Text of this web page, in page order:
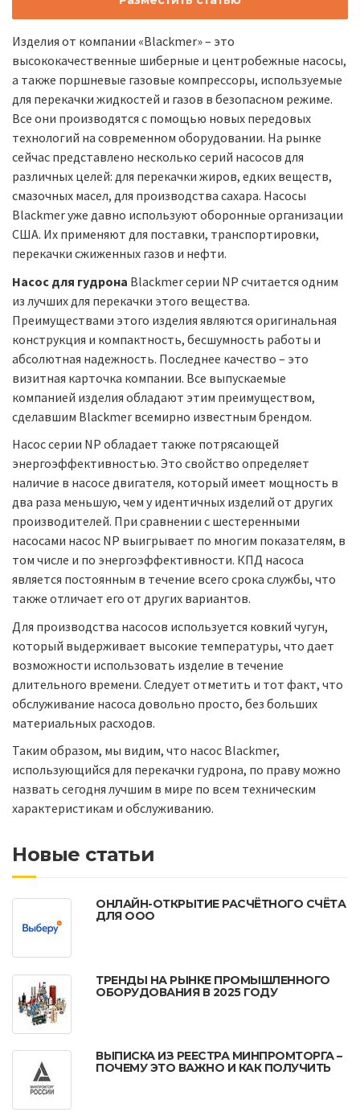
Изделия от компании «Blackmer» – это
высококачественные шиберные и центробежные насосы,
а также поршневые газовые компрессоры, используемые
для перекачки жидкостей и газов в безопасном режиме.
Все они производятся с помощью новых передовых
технологий на современном оборудовании. На рынке
сейчас представлено несколько серий насосов для
различных целей: для перекачки жиров, едких веществ,
смазочных масел, для производства сахара. Насосы
Blackmer уже давно используют оборонные организации
США. Их применяют для поставки, транспортировки,
перекачки сжиженных газов и нефти.
Насос для гудрона Blackmer серии NP считается одним
из лучших для перекачки этого вещества.
Преимуществами этого изделия являются оригинальная
конструкция и компактность, бесшумность работы и
абсолютная надежность. Последнее качество – это
визитная карточка компании. Все выпускаемые
компанией изделия обладают этим преимуществом,
сделавшим Blackmer всемирно известным брендом.
Насос серии NP обладает также потрясающей
энергоэффективностью. Это свойство определяет
наличие в насосе двигателя, который имеет мощность в
два раза меньшую, чем у идентичных изделий от других
производителей. При сравнении с шестеренными
насосами насос NP выигрывает по многим показателям, в
том числе и по энергоэффективности. КПД насоса
является постоянным в течение всего срока службы, что
также отличает его от других вариантов.
Для производства насосов используется ковкий чугун,
который выдерживает высокие температуры, что дает
возможности использовать изделие в течение
длительного времени. Следует отметить и тот факт, что
обслуживание насоса довольно просто, без больших
материальных расходов.
Таким образом, мы видим, что насос Blackmer,
использующийся для перекачки гудрона, по праву можно
назвать сегодня лучшим в мире по всем техническим
характеристикам и обслуживанию.
Новые статьи
ОНЛАЙН-ОТКРЫТИЕ РАСЧЁТНОГО СЧЁТА
ДЛЯ ООО
ТРЕНДЫ НА РЫНКЕ ПРОМЫШЛЕННОГО
ОБОРУДОВАНИЯ В 2025 ГОДУ
ВЫПИСКА ИЗ РЕЕСТРА МИНПРОМТОРГА –
ПОЧЕМУ ЭТО ВАЖНО И КАК ПОЛУЧИТЬ